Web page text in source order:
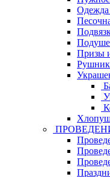
Одежда
Призы